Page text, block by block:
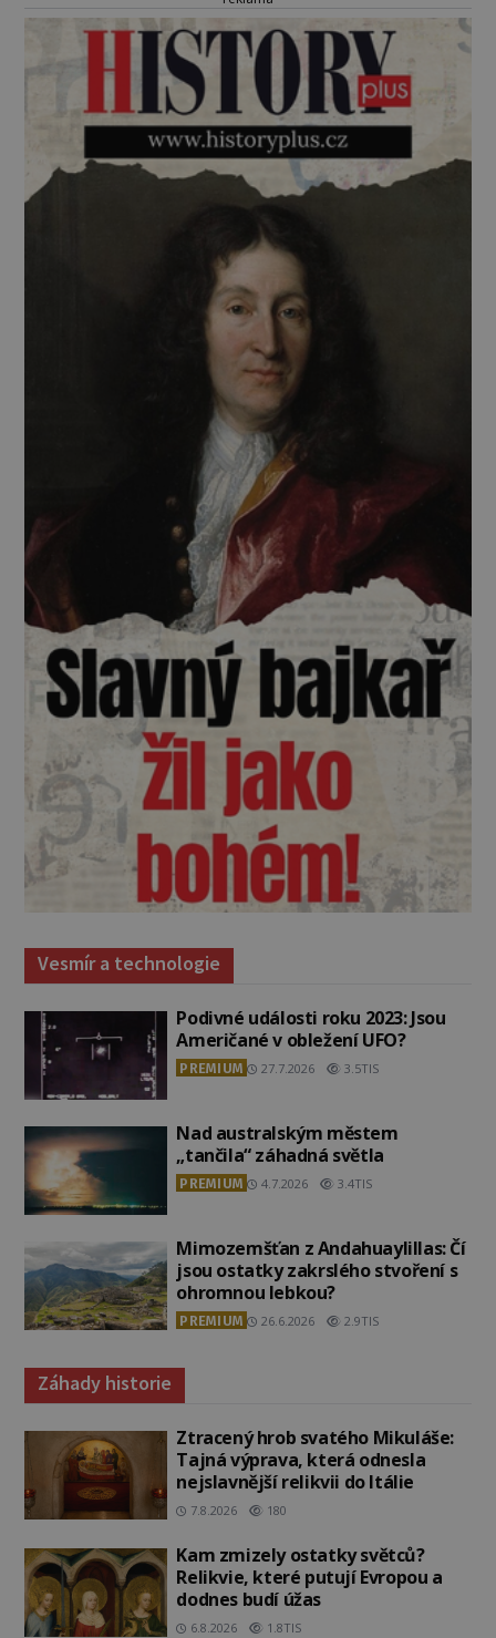
Vesmír a technologie
Podivné události roku 2023: Jsou
Američané v obležení UFO?
PREMIUM 27.7.2026 3.5TIS
Nad australským městem
„tančila“ záhadná světla
PREMIUM 4.7.2026 3.4TIS
Mimozemšťan z Andahuaylillas: Čí
jsou ostatky zakrslého stvoření s
ohromnou lebkou?
PREMIUM 26.6.2026 2.9TIS
Záhady historie
Ztracený hrob svatého Mikuláše:
Tajná výprava, která odnesla
nejslavnější relikvii do Itálie
7.8.2026 180
Kam zmizely ostatky světců?
Relikvie, které putují Evropou a
dodnes budí úžas
6.8.2026 1.8TIS